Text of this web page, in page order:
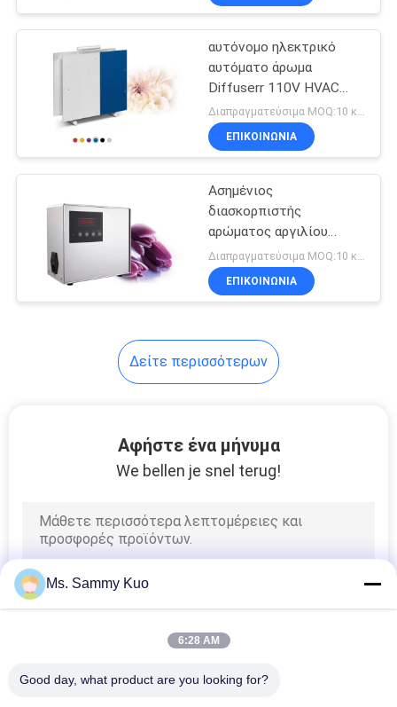
αυτόνομο ηλεκτρικό
αυτόματο άρωμα
Diffuserr 110V HVAC
1000m2 για το λόμπι
ξενοδοχείων
Διαπραγματεύσιμα MOQ:10 κομμάτια
ΕΠΙΚΟΙΝΩΝΊΑ
Ασημένιος
διασκορπιστής
αρώματος αργιλίου
HVAC αυτόματος με
nebulizer ανοξείδωτου
Διαπραγματεύσιμα MOQ:10 κομμάτια
ΕΠΙΚΟΙΝΩΝΊΑ
Δείτε περισσότερων
Αφήστε ένα μήνυμα
We bellen je snel terug!
Ms. Sammy Kuo
6:28 AM
Good day, what product are you looking for?